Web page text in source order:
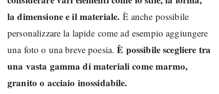
la dimensione e il materiale. È anche possibile
personalizzare la lapide come ad esempio aggiungere
una foto o una breve poesia.È possibile scegliere tra
una vasta gamma di materiali come marmo,
granito o acciaio inossidabile.